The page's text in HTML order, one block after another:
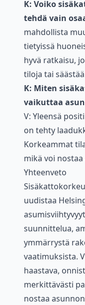
K: Voiko
tehdä vain
mahdollista
tietyissä
hyvä ratkaisu,
tiloja tai
K: Miten
vaikuttaa
V: Yleensä
on tehty
Korkeammat
mikä voi
Yhteenveto
uudistaa
suunnittelua,
ymmärrystä
vaatimuksista.
haastava,
merkittävästi
nostaa